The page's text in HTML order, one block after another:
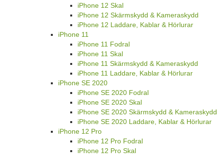
iPhone 12 Skal
iPhone 12 Skärmskydd & Kameraskydd
iPhone 12 Laddare, Kablar & Hörlurar
iPhone 11
iPhone 11 Fodral
iPhone 11 Skal
iPhone 11 Skärmskydd & Kameraskydd
iPhone 11 Laddare, Kablar & Hörlurar
iPhone SE 2020
iPhone SE 2020 Fodral
iPhone SE 2020 Skal
iPhone SE 2020 Skärmskydd & Kameraskydd
iPhone SE 2020 Laddare, Kablar & Hörlurar
iPhone 12 Pro
iPhone 12 Pro Fodral
iPhone 12 Pro Skal